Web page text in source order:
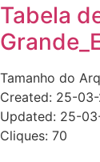
Tabela
Tamanho do
Created: 25-
Updated: 25-
Cliques: 70